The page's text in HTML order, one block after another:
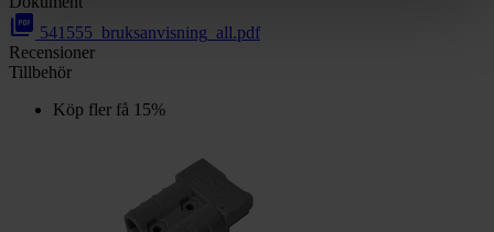
picture_as_pdf 541555_bruksanvisning_all.pdf
Recensioner
Tillbehör
Köp fler få 15%